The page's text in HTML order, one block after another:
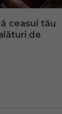
ceasul tău
de